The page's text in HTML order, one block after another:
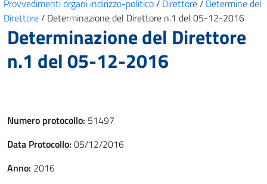
Provvedimenti organi indirizzo-politico/ Direttore/ Determine del
Direttore/ Determinazione del Direttore n.1 del 05-12-2016
Determinazione del Direttore
n.1 del 05-12-2016
Numero protocollo: 51497
Data Protocollo: 05/12/2016
Anno: 2016